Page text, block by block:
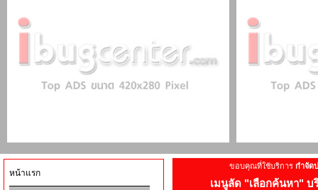
หน้าแรก
ขอบคุณที่ใช้บริการ กำจัด
เมนูลัด "เลือกค้นหา" บ